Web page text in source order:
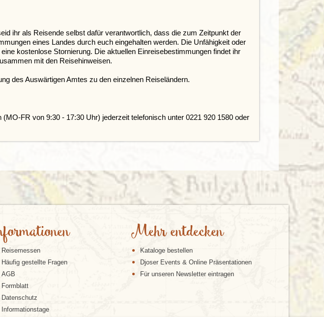
ihr als Reisende selbst dafür verantwortlich, dass die zum Zeitpunkt der
eines Landes durch euch eingehalten werden. Die Unfähigkeit oder
kostenlose Stornierung. Die aktuellen Einreisebestimmungen findet ihr
mit den Reisehinweisen.
des Auswärtigen Amtes zu den einzelnen Reiseländern.
FR von 9:30 - 17:30 Uhr) jederzeit telefonisch unter 0221 920 1580 oder
Reisemessen
Häufig gestellte Fragen
AGB
Formblatt
Datenschutz
Informationstage
Mehr entdecken
Kataloge bestellen
Djoser Events & Online Präsentationen
Für unseren Newsletter eintragen